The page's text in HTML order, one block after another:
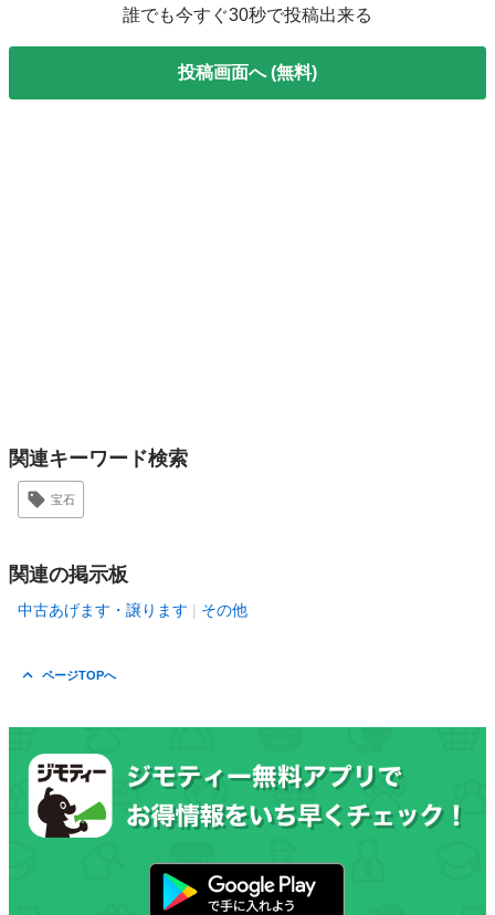
誰でも今すぐ30秒で投稿出来る
投稿画面へ (無料)
関連キーワード検索
宝石
関連の掲示板
中古あげます・譲ります その他
ページTOPへ